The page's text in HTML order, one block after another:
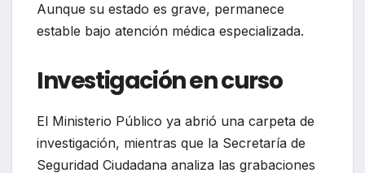
Aunque su estado es grave, permanece
estable bajo atención médica especializada.
Investigación en curso
El Ministerio Público ya abrió una carpeta de
investigación, mientras que la Secretaría de
Seguridad Ciudadana analiza las grabaciones